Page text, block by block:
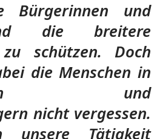
Bürgerinnen und
die breitere
schützen. Doch
die Menschen in
und
nicht vergessen.
unsere Tätigkeit